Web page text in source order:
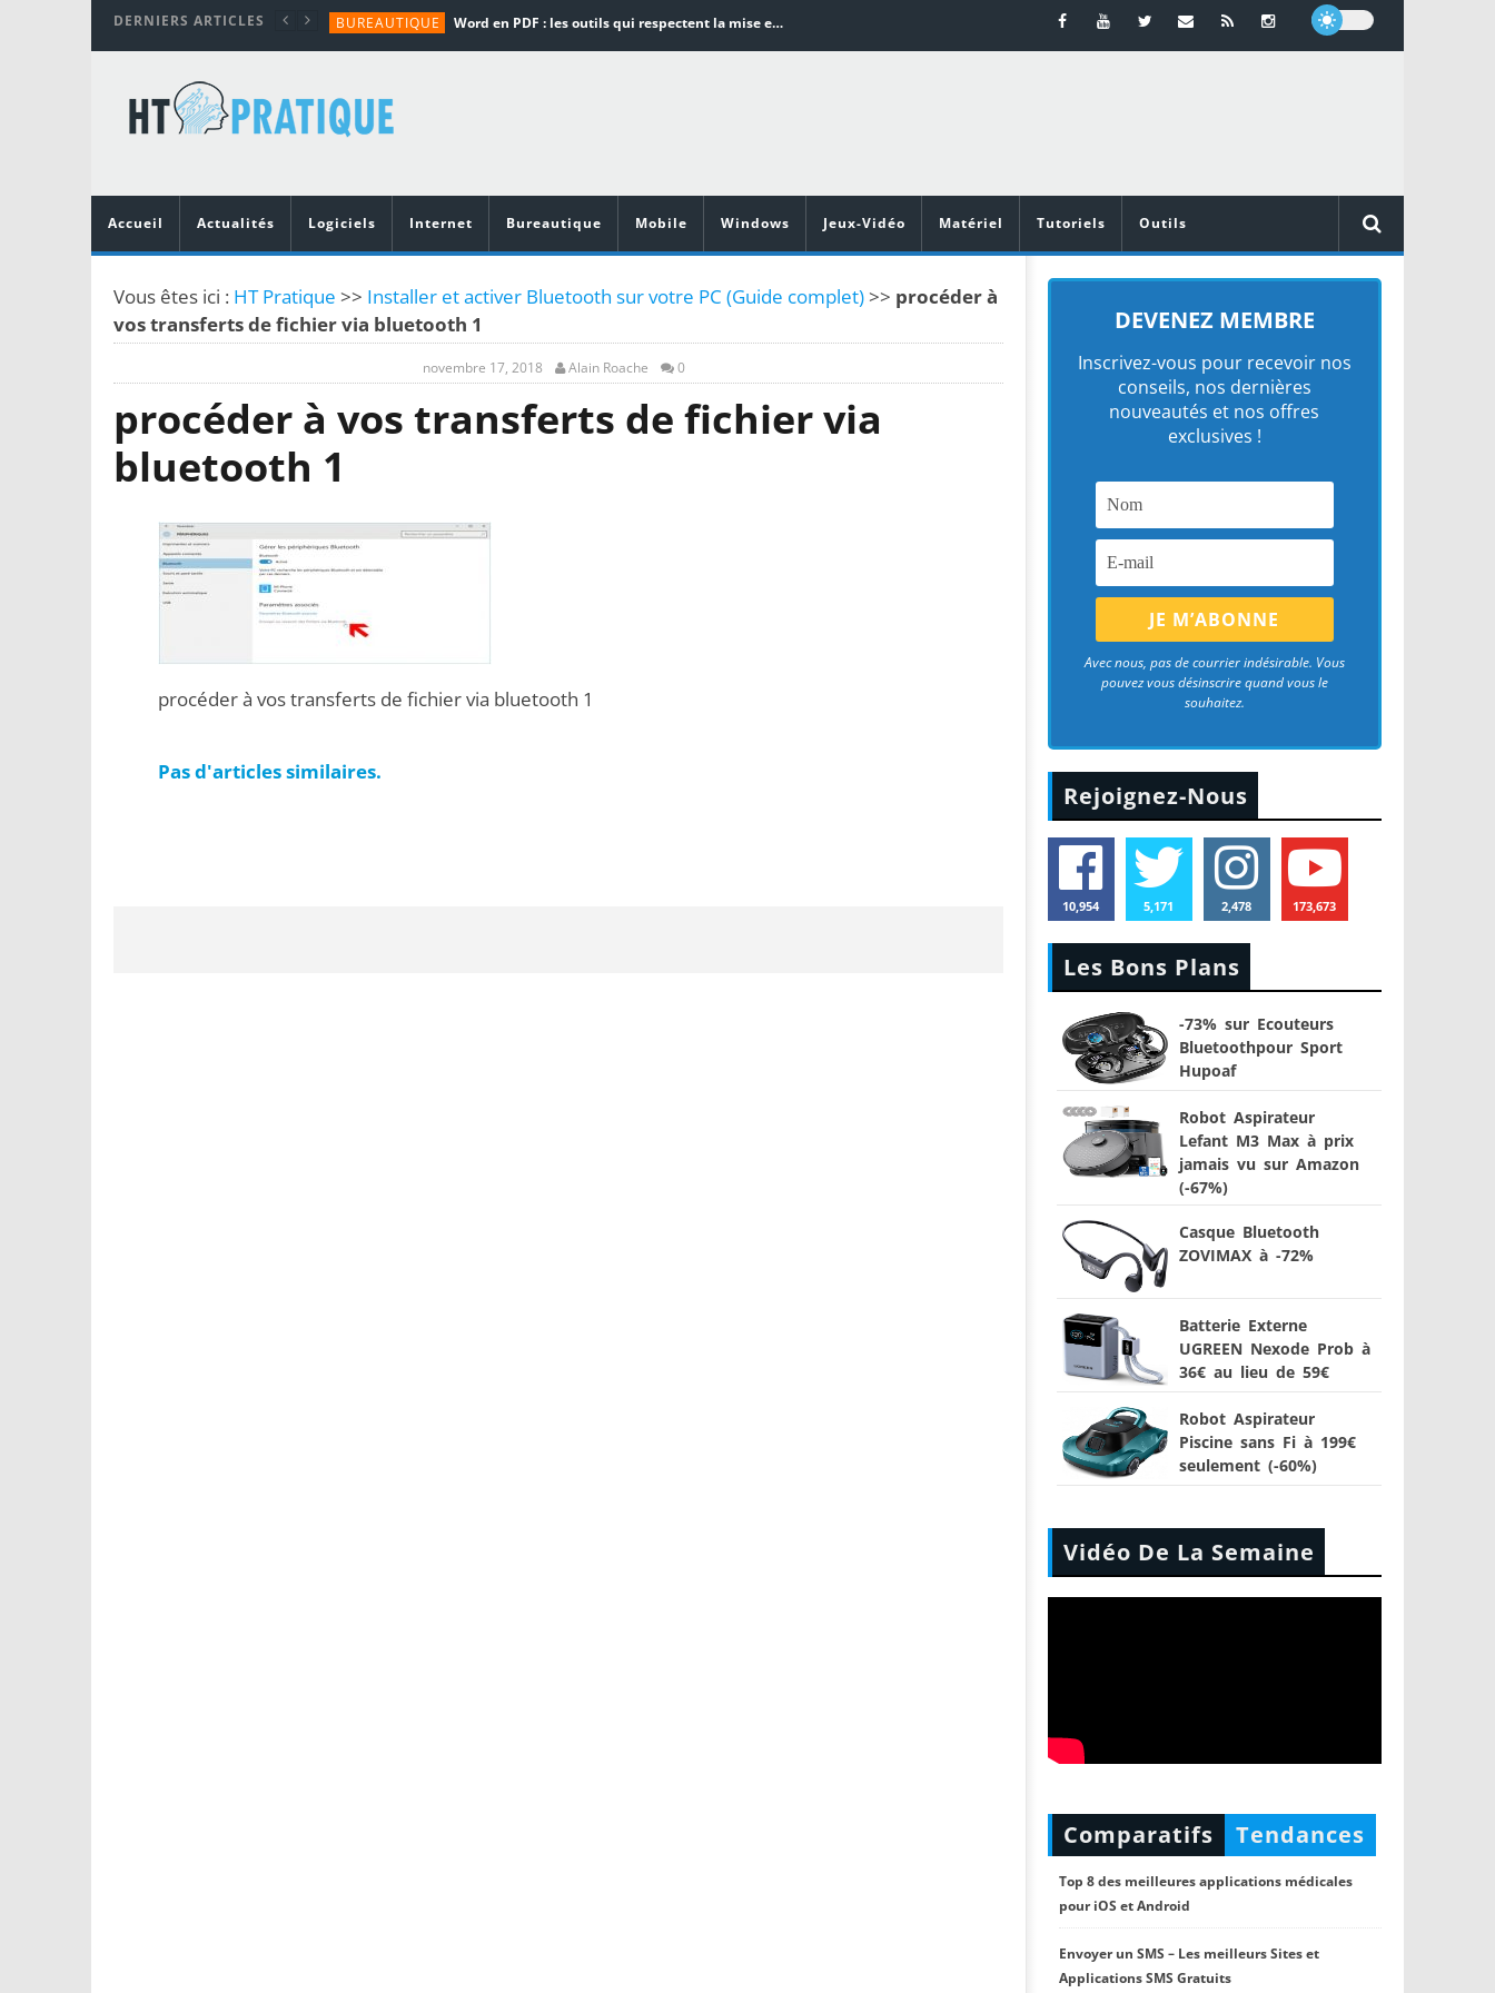
DERNIERS ARTICLES BUREAUTIQUE Word en PDF : les outils qui respectent la mise en page
TUTORIALS
MATÉRIEL
Vidéoprojecteurs Asus : Top 6 des meilleurs modèles de la marque
Accueil
Actualités Logiciels Internet Bureautique Mobile Windows Jeux-Vidéo Matériel Tutoriels Outils
Vous êtes ici : HT Pratique >> Installer et activer Bluetooth sur votre PC (Guide complet)>> procéder à
vos transferts de fichier via bluetooth 1
novembre 17, 2018 Alain Roache 0
procéder à vos transferts de fichier via
bluetooth 1
procéder à vos transferts de fichier via bluetooth 1
Pas d'articles similaires.
DEVENEZ MEMBRE
Inscrivez-vous pour recevoir nos
conseils, nos dernières
nouveautés et nos offres
exclusives !
Avec nous, pas de courrier indésirable. Vous
pouvez vous désinscrire quand vous le
souhaitez.
Rejoignez-Nous
10,954 5,171 2,478 173,673
Les Bons Plans
-73% sur Ecouteurs
Bluetoothpour Sport
Hupoaf
Robot Aspirateur
Lefant M3 Max à prix
jamais vu sur Amazon
(-67%)
Casque Bluetooth
ZOVIMAX à -72%
Batterie Externe
UGREEN Nexode Prob à
36€ au lieu de 59€
Robot Aspirateur
Piscine sans Fi à 199€
seulement (-60%)
Vidéo De La Semaine
Comparatifs Tendances
Top 8 des meilleures applications médicales
pour iOS et Android
Envoyer un SMS – Les meilleurs Sites et
Applications SMS Gratuits